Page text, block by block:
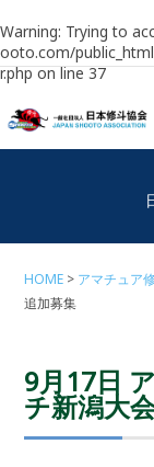
Warning: Trying to
ooto.com/
r.phpon line37
HOME アマチュア
追加募集
9月17日
チ新潟大